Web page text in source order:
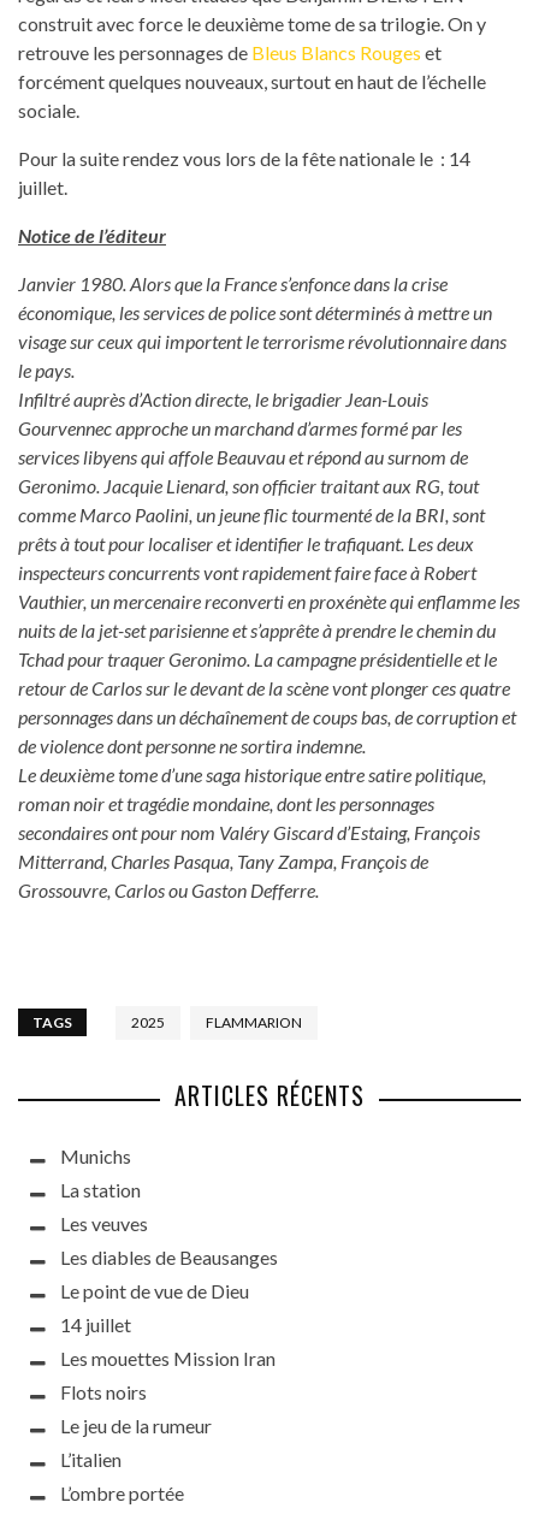
construit avec force le deuxième tome de sa trilogie. On y
retrouve les personnages de Bleus Blancs Rouges et
forcément quelques nouveaux, surtout en haut de l’échelle
sociale.
Pour la suite rendez vous lors de la fête nationale le : 14
juillet.
Notice de l’éditeur
Janvier 1980. Alors que la France s’enfonce dans la crise
économique, les services de police sont déterminés à mettre un
visage sur ceux qui importent le terrorisme révolutionnaire dans
le pays.
Infiltré auprès d’Action directe, le brigadier Jean-Louis
Gourvennec approche un marchand d’armes formé par les
services libyens qui affole Beauvau et répond au surnom de
Geronimo. Jacquie Lienard, son officier traitant aux RG, tout
comme Marco Paolini, un jeune flic tourmenté de la BRI, sont
prêts à tout pour localiser et identifier le trafiquant. Les deux
inspecteurs concurrents vont rapidement faire face à Robert
Vauthier, un mercenaire reconverti en proxénète qui enflamme les
nuits de la jet-set parisienne et s’apprête à prendre le chemin du
Tchad pour traquer Geronimo. La campagne présidentielle et le
retour de Carlos sur le devant de la scène vont plonger ces quatre
personnages dans un déchaînement de coups bas, de corruption et
de violence dont personne ne sortira indemne.
Le deuxième tome d’une saga historique entre satire politique,
roman noir et tragédie mondaine, dont les personnages
secondaires ont pour nom Valéry Giscard d’Estaing, François
Mitterrand, Charles Pasqua, Tany Zampa, François de
Grossouvre, Carlos ou Gaston Defferre.
TAGS 2025 FLAMMARION
ARTICLES RÉCENTS
Munichs
La station
Les veuves
Les diables de Beausanges
Le point de vue de Dieu
14 juillet
Les mouettes Mission Iran
Flots noirs
Le jeu de la rumeur
L’italien
L’ombre portée